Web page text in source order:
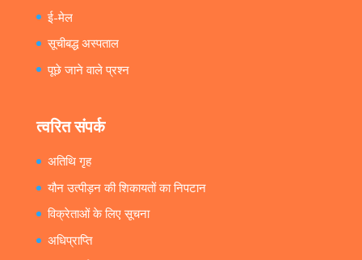
ई-मेल
सूचीबद्ध अस्पताल
पूछे जाने वाले प्रश्न
त्वरित संपर्क
अतिथि गृह
यौन उत्पीड़न की शिकायतों का निपटान
विक्रेताओं के लिए सूचना
अधिप्राप्ति